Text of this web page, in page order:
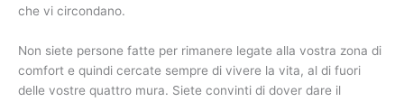
che vi circondano.
Non siete persone fatte per rimanere legate alla vostra zona di
comfort e quindi cercate sempre di vivere la vita, al di fuori
delle vostre quattro mura. Siete convinti di dover dare il